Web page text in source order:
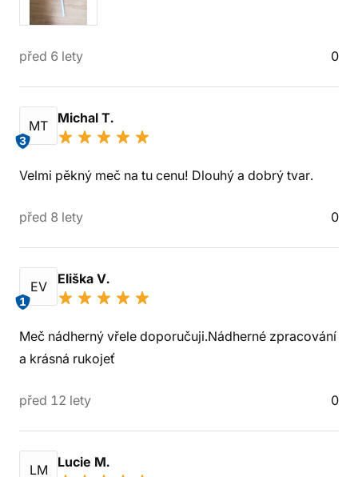
před 6 lety 0
MT
3
Michal T.
Velmi pěkný meč na tu cenu! Dlouhý a dobrý tvar.
před 8 lety 0
EV
1
Eliška V.
Meč nádherný vřele doporučuji.Nádherné zpracování
a krásná rukojeť
před 12 lety 0
LM Lucie M.